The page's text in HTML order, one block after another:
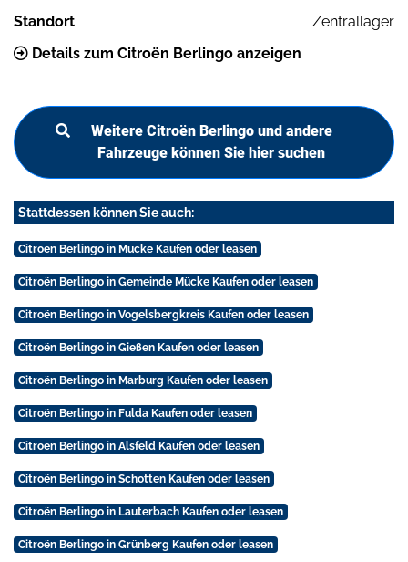
Standort
Zentrallager
Details zum Citroën Berlingo anzeigen
Weitere Citroën Berlingo und andere
Fahrzeuge können Sie hier suchen
Stattdessen können Sie auch:
Citroën Berlingo in Mücke Kaufen oder leasen
Citroën Berlingo in Gemeinde Mücke Kaufen oder leasen
Citroën Berlingo in Vogelsbergkreis Kaufen oder leasen
Citroën Berlingo in Gießen Kaufen oder leasen
Citroën Berlingo in Marburg Kaufen oder leasen
Citroën Berlingo in Fulda Kaufen oder leasen
Citroën Berlingo in Alsfeld Kaufen oder leasen
Citroën Berlingo in Schotten Kaufen oder leasen
Citroën Berlingo in Lauterbach Kaufen oder leasen
Citroën Berlingo in Grünberg Kaufen oder leasen